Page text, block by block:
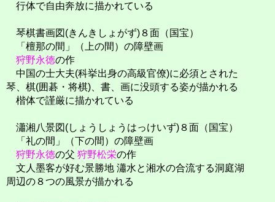
行体で自由奔放に描かれている
琴棋書画図(きんきしょがず)８面（国宝）
「檀那の間」（上の間）の障壁画
狩野永徳の作
中国の士大夫(科挙出身の高級官僚)に必須とされた
琴、棋(囲碁・将棋)、書、画に没頭する姿が描かれる
楷体で謹厳に描かれている
瀟湘八景図(しょうしょうはっけいず)８面（国宝）
「礼の間」（下の間）の障壁画
狩野永徳の父 狩野松栄の作
文人墨客が好む景勝地 瀟水と湘水の合流する洞庭湖
周辺の８つの風景が描かれる